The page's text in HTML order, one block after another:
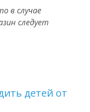
в случае
следует
детей от